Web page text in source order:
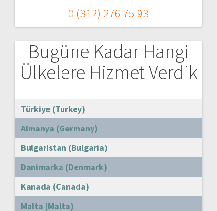
0 (312) 276 75 93
Bugüne Kadar Hangi
Ülkelere Hizmet Verdik
Türkiye (Turkey)
Almanya (Germany)
Bulgaristan (Bulgaria)
Danimarka (Denmark)
Kanada (Canada)
Malta (Malta)